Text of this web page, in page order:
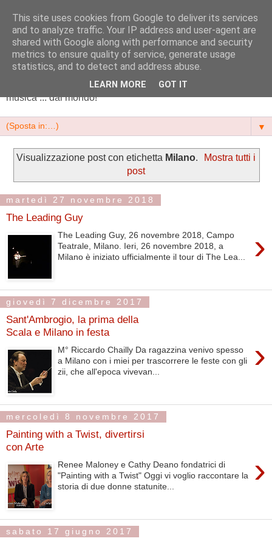
NS Marketing || cultura e
territori
Arte, scrittura, cultura, eventi, pubblicità e tanta buona
musica ... dal mondo!
▼
Visualizzazione post con etichetta Milano.
Mostra tutti i
post
martedì 27 novembre 2018
The Leading Guy
›
The Leading Guy, 26 novembre 2018, Campo
Teatrale, Milano. Ieri, 26 novembre 2018, a
Milano è iniziato ufficialmente il tour di The Lea...
giovedì 7 dicembre 2017
Sant'Ambrogio, la prima della
Scala e Milano in festa
›
M° Riccardo Chailly Da ragazzina venivo spesso
a Milano con i miei per trascorrere le feste con gli
zii, che all'epoca vivevan...
mercoledì 8 novembre 2017
Painting with a Twist, divertirsi
con Arte
›
Renee Maloney e Cathy Deano fondatrici di
"Painting with a Twist" Oggi vi voglio raccontare la
storia di due donne statunite...
sabato 17 giugno 2017
This site uses cookies from Google to deliver its services
and to analyze traffic. Your IP address and user-agent are
shared with Google along with performance and security
metrics to ensure quality of service, generate usage
statistics, and to detect and address abuse.
LEARN MORE GOT IT